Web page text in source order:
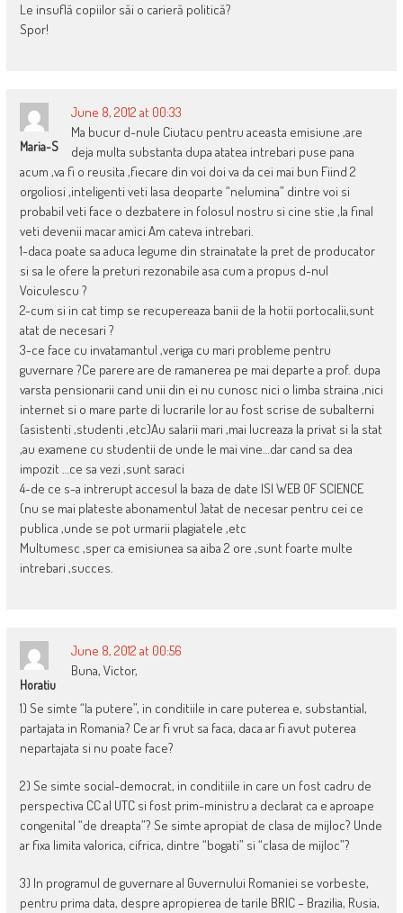
Le insuflă copiilor săi o carieră politică?
Spor!
Maria-S
June 8, 2012 at 00:33
Ma bucur d-nule Ciutacu pentru aceasta emisiune ,are
deja multa substanta dupa atatea intrebari puse pana
acum ,va fi o reusita ,fiecare din voi doi va da cei mai bun Fiind 2
orgoliosi ,inteligenti veti lasa deoparte “nelumina” dintre voi si
probabil veti face o dezbatere in folosul nostru si cine stie ,la final
veti devenii macar amici Am cateva intrebari.
1-daca poate sa aduca legume din strainatate la pret de producator
si sa le ofere la preturi rezonabile asa cum a propus d-nul
Voiculescu ?
2-cum si in cat timp se recupereaza banii de la hotii portocalii,sunt
atat de necesari ?
3-ce face cu invatamantul ,veriga cu mari probleme pentru
guvernare ?Ce parere are de ramanerea pe mai departe a prof. dupa
varsta pensionarii cand unii din ei nu cunosc nici o limba straina ,nici
internet si o mare parte di lucrarile lor au fost scrise de subalterni
(asistenti ,studenti ,etc)Au salarii mari ,mai lucreaza la privat si la stat
,au examene cu studentii de unde le mai vine…dar cand sa dea
impozit …ce sa vezi ,sunt saraci
4-de ce s-a intrerupt accesul la baza de date ISI WEB OF SCIENCE
(nu se mai plateste abonamentul )atat de necesar pentru cei ce
publica ,unde se pot urmarii plagiatele ,etc
Multumesc ,sper ca emisiunea sa aiba 2 ore ,sunt foarte multe
intrebari ,succes.
Horatiu
June 8, 2012 at 00:56
Buna, Victor,
1) Se simte “la putere”, in conditiile in care puterea e, substantial,
partajata in Romania? Ce ar fi vrut sa faca, daca ar fi avut puterea
nepartajata si nu poate face?
2) Se simte social-democrat, in conditiile in care un fost cadru de
perspectiva CC al UTC si fost prim-ministru a declarat ca e aproape
congenital “de dreapta”? Se simte apropiat de clasa de mijloc? Unde
ar fixa limita valorica, cifrica, dintre “bogati” si “clasa de mijloc”?
3) In programul de guvernare al Guvernului Romaniei se vorbeste,
pentru prima data, despre apropierea de tarile BRIC – Brazilia, Rusia,